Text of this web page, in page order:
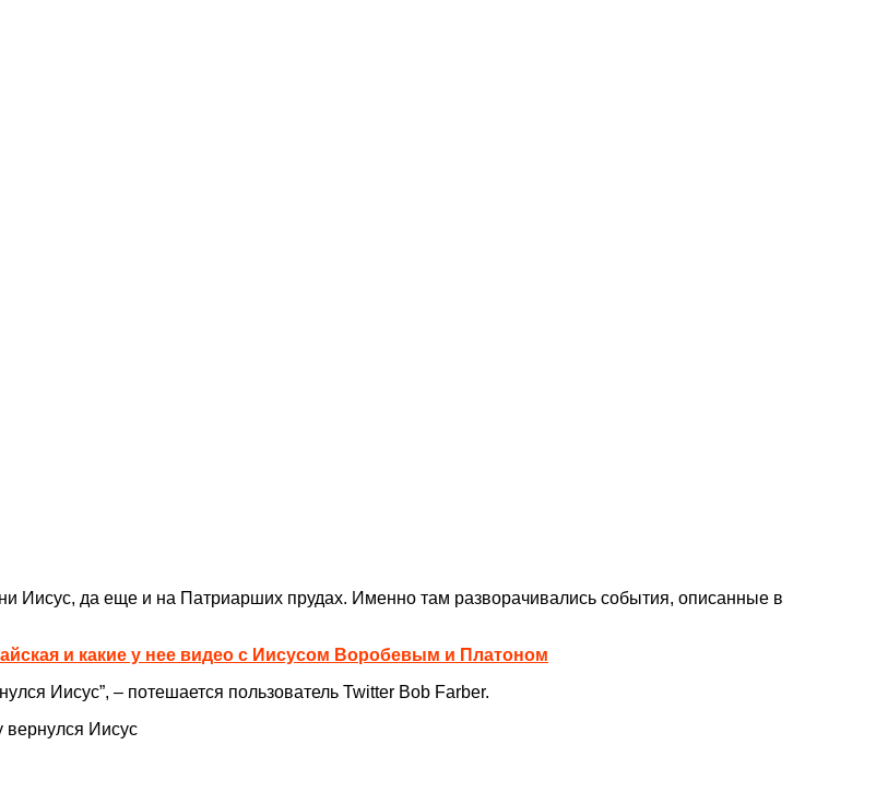
Иисус, да еще и на Патриарших прудах. Именно там разворачивались события, описанные в
и какие у нее видео с Иисусом Воробевым и Платоном
Иисус”, – потешается пользователь Twitter Bob Farber.
вернулся Иисус